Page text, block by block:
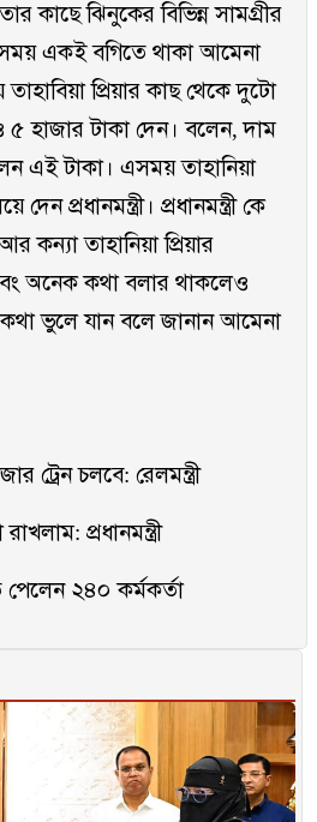
তার কাছে ঝিনুকের বিভিন্ন সামগ্রীর
একই বগিতে থাকা আমেনা
প্রিয়ার কাছ থেকে দুটো
হাজার টাকা দেন। বলেন, দাম
এই টাকা। এসময় তাহানিয়া
দেন প্রধানমন্ত্রী। প্রধানমন্ত্রী কে
কন্যা তাহানিয়া প্রিয়ার
অনেক কথা বলার থাকলেও
কথা ভুলে যান বলে জানান আমেনা
ট্রেন চলবে: রেলমন্ত্রী
প্রধানমন্ত্রী
২৪০ কর্মকর্তা